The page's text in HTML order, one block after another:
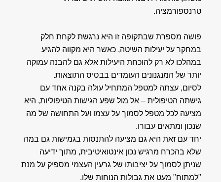
טרנספורמציה.
פושה מספרת שבתקופה זו היא נרגשת לקחת חלק
במחקר על יעילות השיטה, כאשר היא מקווה להגיע
במהלכו לא רק להוכחת היעילות אלא גם להבנה עמוקה
יותר של המנגנונים העומדים בבסיס התוצאות.
לסיום, עצתה למטפל המתחיל עולה בקנה אחד עם
גישתה הטיפולית – אל מול שפע הגישות הטיפוליות, היא
מציעה לכל מטפל לסמוך על עצמו ועל התחושה של מה
שנכון ומתאים עבורו.
יחד עם זאת היא גם מציעה להתנסות בגמישות גם במה
שלא בהכרח מרגיש נכון אינטואיטיבית, מתוך ידיעה
שניתן לסמוך על יציבותו של גרעין העצמי מספיק על מנת
"למתוח" מעט את גבולות הנוחות שלו.